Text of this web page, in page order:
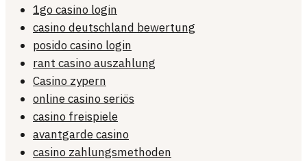
1go casino login
casino deutschland bewertung
posido casino login
rant casino auszahlung
Casino zypern
online casino seriös
casino freispiele
avantgarde casino
casino zahlungsmethoden